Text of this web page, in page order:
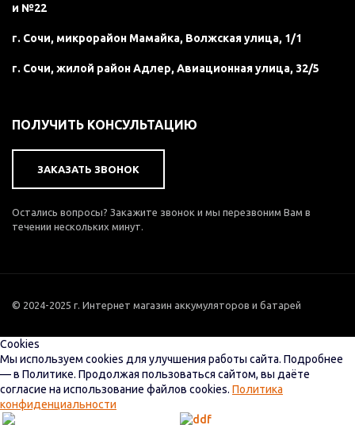
и №22
г. Сочи, микрорайон Мамайка, Волжская улица, 1/1
г. Сочи, жилой район Адлер, Авиационная улица, 32/5
ПОЛУЧИТЬ КОНСУЛЬТАЦИЮ
ЗАКАЗАТЬ ЗВОНОК
Остались вопросы? Закажите звонок и мы перезвоним Вам в
течении нескольких минут.
© 2024-2025 г. Интернет магазин аккумуляторов и батарей
Cookies
Мы используем cookies для улучшения работы сайта. Подробнее
— в Политике. Продолжая пользоваться сайтом, вы даёте
согласие на использование файлов cookies. Политика
конфиденциальности
Настройки